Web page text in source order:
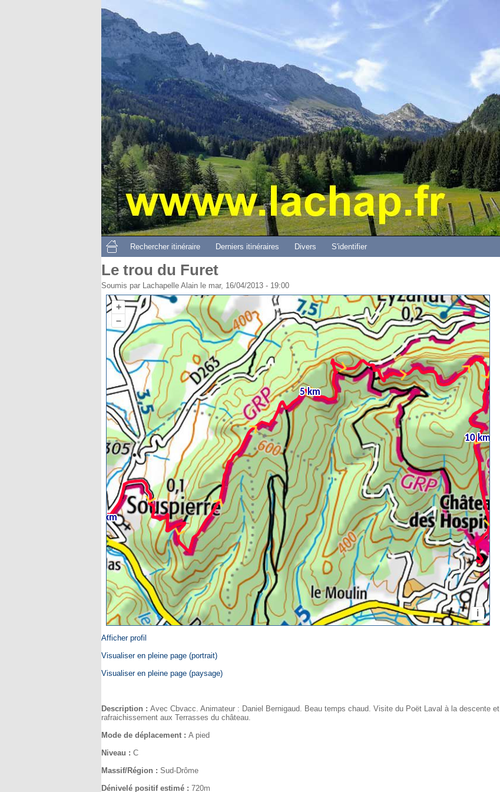
Aller au contenu principal
Le trou du Furet
Soumis par Lachapelle Alain le mar, 16/04/2013 - 19:00
Afficher profil
Visualiser en pleine page (portrait)
Visualiser en pleine page (paysage)
Description : Avec Cbvacc. Animateur : Daniel Bernigaud. Beau temps chaud. Visite du Poët Laval à la descente et
rafraichissement aux Terrasses du château.
Mode de déplacement : A pied
Niveau : C
Massif/Région : Sud-Drôme
Dénivelé positif estimé : 720m
Rechercher itinéraire Derniers itinéraires Divers S'identifier